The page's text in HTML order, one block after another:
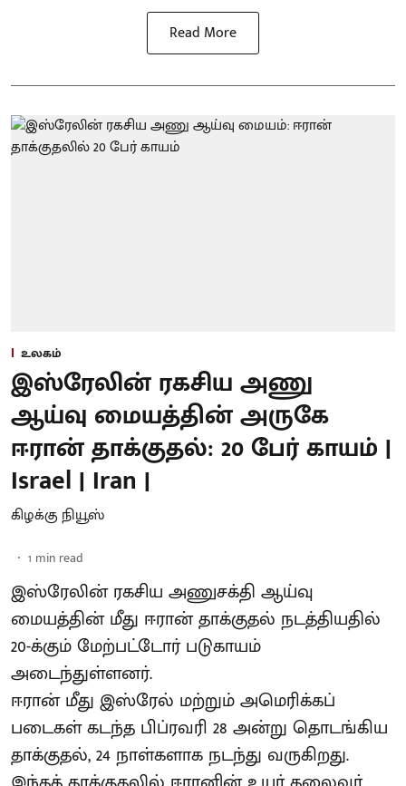
Read More
உலகம்
இஸ்ரேலின் ரகசிய அணு
ஆய்வு மையத்தின் அருகே
ஈரான் தாக்குதல்: 20 பேர் காயம் |
Israel | Iran |
கிழக்கு நியூஸ்
1 min read
இஸ்ரேலின் ரகசிய அணுசக்தி ஆய்வு
மையத்தின் மீது ஈரான் தாக்குதல் நடத்தியதில்
20-க்கும் மேற்பட்டோர் படுகாயம்
அடைந்துள்ளனர்.
ஈரான் மீது இஸ்ரேல் மற்றும் அமெரிக்கப்
படைகள் கடந்த பிப்ரவரி 28 அன்று தொடங்கிய
தாக்குதல், 24 நாள்களாக நடந்து வருகிறது.